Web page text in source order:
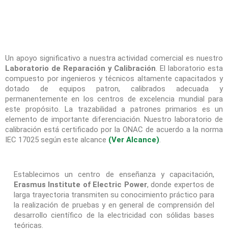
Un apoyo significativo a nuestra actividad comercial es nuestro
Laboratorio de Reparación y Calibración. El laboratorio esta
compuesto por ingenieros y técnicos altamente capacitados y
dotado de equipos patron, calibrados adecuada y
permanentemente en los centros de excelencia mundial para
este propósito. La trazabilidad a patrones primarios es un
elemento de importante diferenciación. Nuestro laboratorio de
calibración está certificado por la ONAC de acuerdo a la norma
IEC 17025 según este alcance (Ver Alcance).
Establecimos un centro de enseñanza y capacitación,
Erasmus Institute of Electric Power, donde expertos de
larga trayectoria transmiten su conocimiento práctico para
la realización de pruebas y en general de comprensión del
desarrollo científico de la electricidad con sólidas bases
teóricas.